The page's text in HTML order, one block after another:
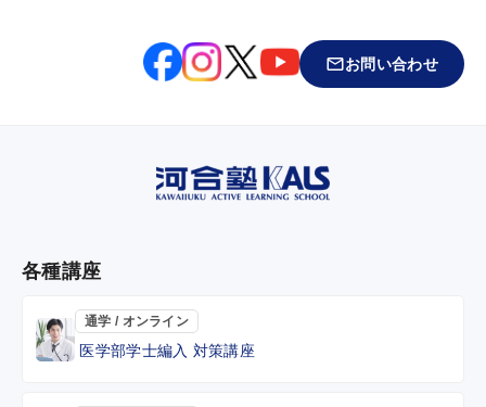
お問い合わせ
各種講座
通学 / オンライン
医学部学士編入 対策講座